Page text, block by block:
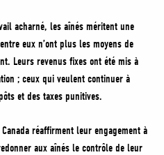
acharné, les aînés méritent une
eux n’ont plus les moyens de
Leurs revenus fixes ont été mis à
; ceux qui veulent continuer à
et des taxes punitives.
réaffirment leur engagement à
aux aînés le contrôle de leur